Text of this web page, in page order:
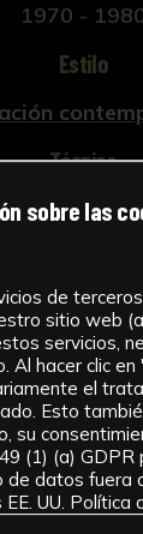
1970 -
Estilo
Técnica
Descargar
sobre las
de
sitio web
servicios,
Al hacer clic
el
Esto
su
(1) (a) GDPR
de datos fuera
UU. Política